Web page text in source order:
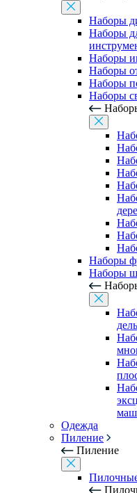
Наборы
Наборы
Наборы
Наборы
Наборы
Наборы
Наборы
Наборы
Одежда
Пиление
Пиление